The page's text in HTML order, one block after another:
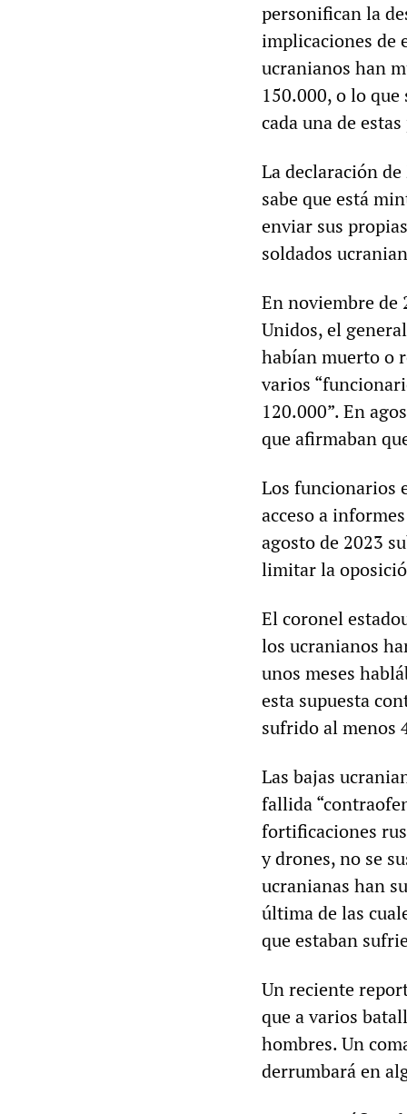
personifican la
implicaciones de
ucranianos han
150.000, o lo
cada una de
La declaración
sabe que está
enviar sus
soldados
En noviembre de
Unidos, el
habían muerto o
varios
120.000”. En
que afirmaban
Los funcionarios
acceso a
agosto de 2023
limitar la
El coronel
los ucranianos
unos meses
esta supuesta
sufrido al menos
Las bajas
fallida
fortificaciones
y drones, no se
ucranianas han
última de las
que estaban
Un reciente
que a varios
hombres. Un
derrumbará en